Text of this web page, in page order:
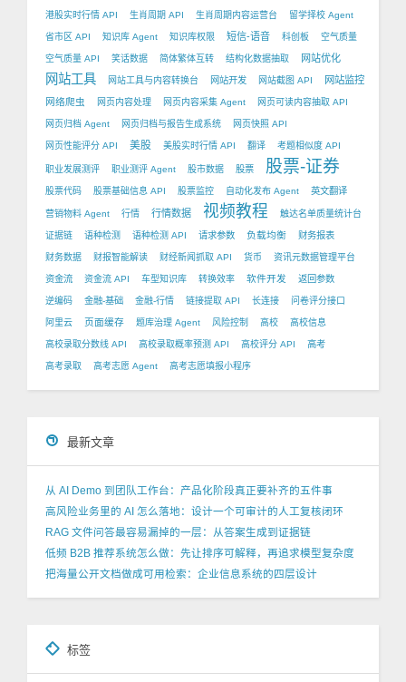
港股实时行情 API 生肖周期 API 生肖周期内容运营台 留学择校 Agent
省市区 API 知识库 Agent 知识库权限 短信-语音 科创板 空气质量
空气质量 API 笑话数据 简体繁体互转 结构化数据抽取 网站优化
网站工具 网站工具与内容转换台 网站开发 网站截图 API
网站监控
网络爬虫
网页内容处理 网页内容采集 Agent 网页可读内容抽取 API
网页归档 Agent 网页归档与报告生成系统 网页快照 API
网页性能评分 API 美股 美股实时行情 API 翻译 考题相似度 API
职业发展测评 职业测评 Agent 股市数据 股票 股票-证券
股票代码 股票基础信息 API 股票监控 自动化发布 Agent 英文翻译
营销物料 Agent 行情 行情数据 视频教程 触达名单质量统计台
证据链 语种检测 语种检测 API 请求参数 负载均衡 财务报表
财务数据 财报智能解读 财经新闻抓取 API 货币 资讯元数据管理平台
资金流 资金流 API 车型知识库 转换效率 软件开发 返回参数
逆编码 金融-基础 金融-行情 链接提取 API 长连接 问卷评分接口
阿里云 页面缓存 题库治理 Agent 风险控制 高校 高校信息
高校录取分数线 API 高校录取概率预测 API 高校评分 API 高考
高考录取 高考志愿 Agent 高考志愿填报小程序
最新文章
从 AI Demo 到团队工作台：产品化阶段真正要补齐的五件事
高风险业务里的 AI 怎么落地：设计一个可审计的人工复核闭环
RAG 文件问答最容易漏掉的一层：从答案生成到证据链
低频 B2B 推荐系统怎么做：先让排序可解释，再追求模型复杂度
把海量公开文档做成可用检索：企业信息系统的四层设计
标签